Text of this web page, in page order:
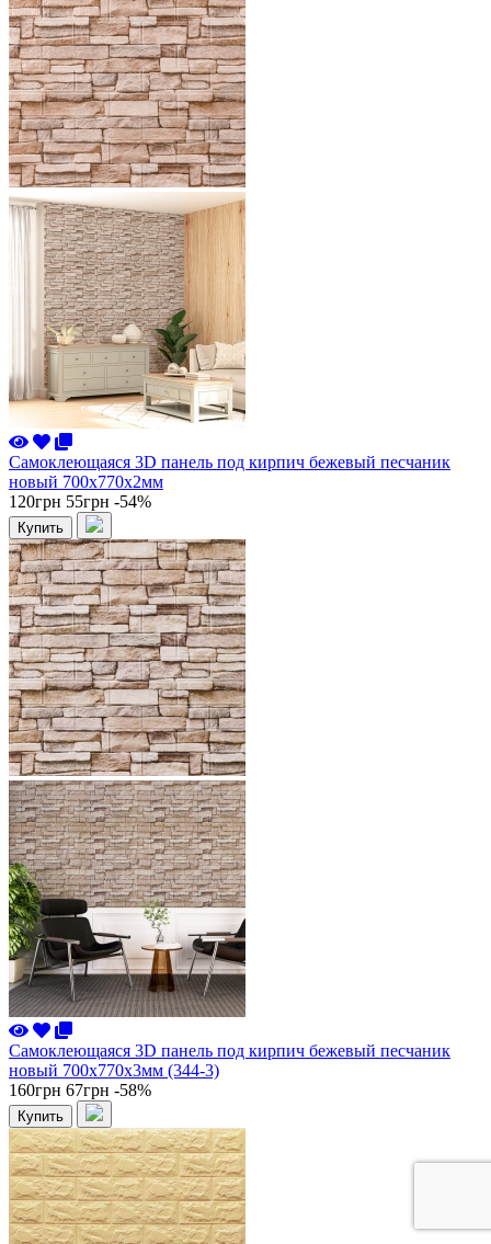
Самоклеющаяся 3D панель под кирпич бежевый песчаник
новый 700x770x2мм
120грн 55грн -54%
Купить
Самоклеющаяся 3D панель под кирпич бежевый песчаник
новый 700x770x3мм (344-3)
160грн 67грн -58%
Купить